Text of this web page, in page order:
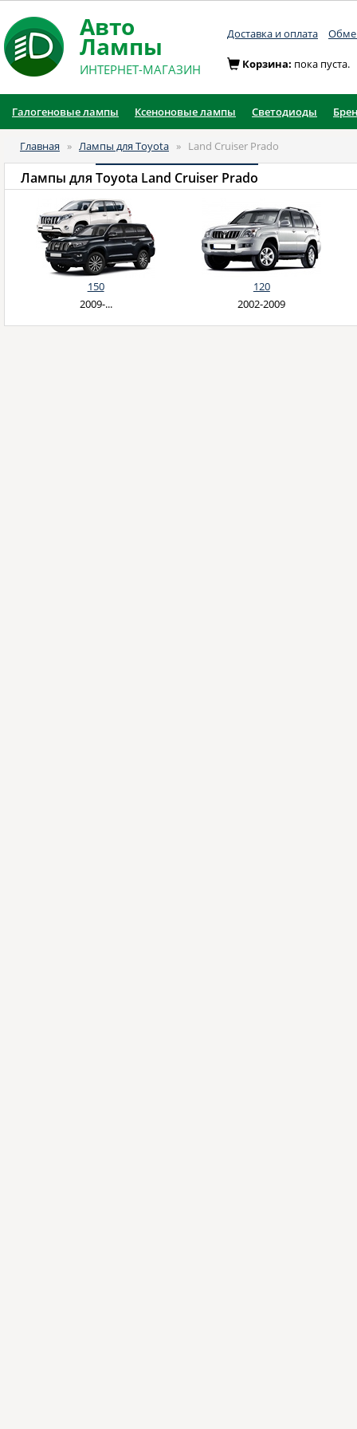
Авто
Лампы
ИНТЕРНЕТ-МАГАЗИН
Доставка и оплата
Корзина: пока пуста.
Галогеновые лампы Ксеноновые лампы Светодиоды
Главная » Лампы для Toyota » Land Cruiser Prado
Лампы для Toyota Land Cruiser Prado
150
2009-...
120
2002-2009